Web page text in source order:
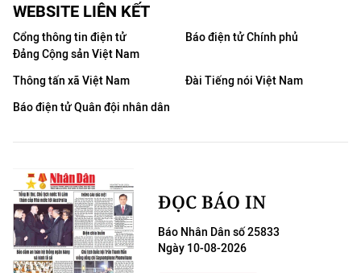
WEBSITE LIÊN KẾT
Cổng thông tin điện tử
Đảng Cộng sản Việt Nam
Báo điện tử Chính phủ
Thông tấn xã Việt Nam
Đài Tiếng nói Việt Nam
Báo điện tử Quân đội nhân dân
ĐỌC BÁO IN
Báo Nhân Dân số 25833
Ngày 10-08-2026